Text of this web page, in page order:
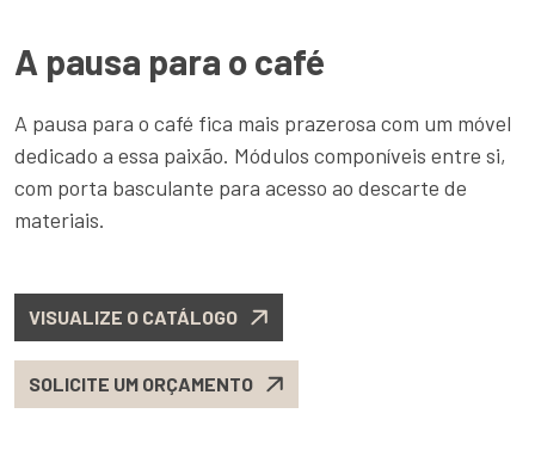
A pausa para o café
A pausa para o café fica mais prazerosa com um móvel
dedicado a essa paixão. Módulos componíveis entre si,
com porta basculante para acesso ao descarte de
materiais.
VISUALIZE O CATÁLOGO
SOLICITE UM ORÇAMENTO